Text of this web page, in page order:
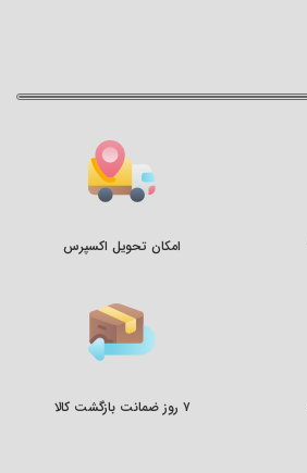
امکان تحویل اکسپرس
۷ روز ضمانت بازگشت کالا